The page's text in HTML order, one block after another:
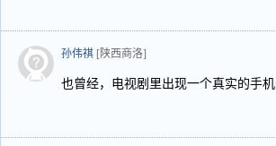
孙伟祺 [陕西商洛]
也曾经，电视剧里出现一个真实的手